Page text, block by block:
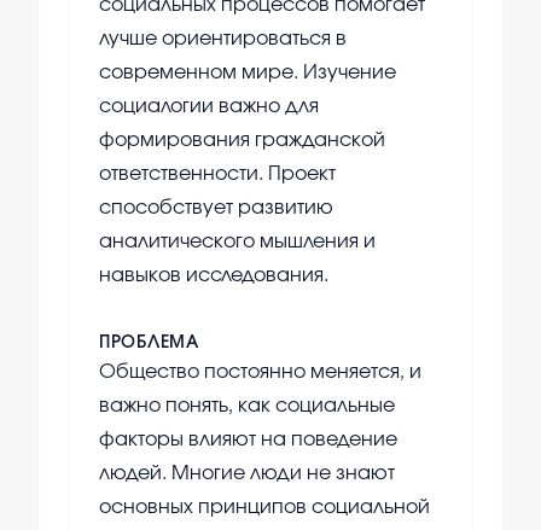
социальных процессов помогает
лучше ориентироваться в
современном мире. Изучение
социалогии важно для
формирования гражданской
ответственности. Проект
способствует развитию
аналитического мышления и
навыков исследования.
ПРОБЛЕМА
Общество постоянно меняется, и
важно понять, как социальные
факторы влияют на поведение
людей. Многие люди не знают
основных принципов социальной